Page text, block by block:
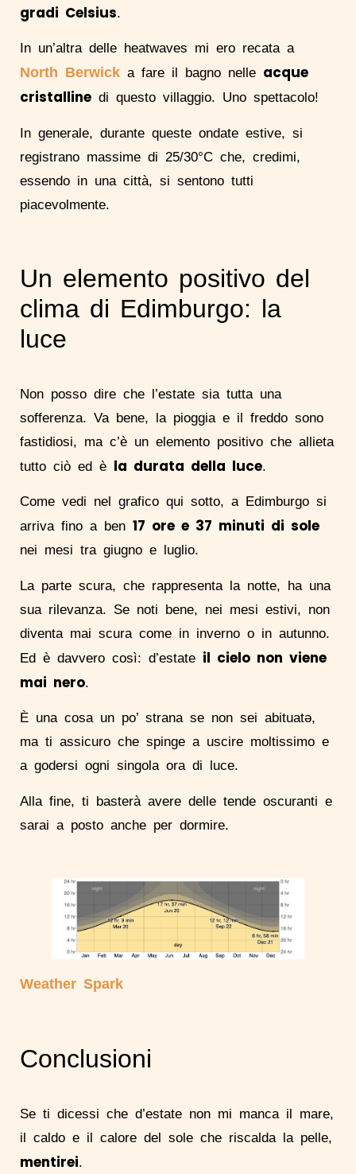
gradi Celsius.
In un’altra delle heatwaves mi ero recata a
North Berwick a fare il bagno nelle acque
cristalline di questo villaggio. Uno spettacolo!
In generale, durante queste ondate estive, si
registrano massime di 25/30°C che, credimi,
essendo in una città, si sentono tutti
piacevolmente.
Un elemento positivo del
clima di Edimburgo: la
luce
Non posso dire che l’estate sia tutta una
sofferenza. Va bene, la pioggia e il freddo sono
fastidiosi, ma c’è un elemento positivo che allieta
tutto ciò ed è la durata della luce.
Come vedi nel grafico qui sotto, a Edimburgo si
arriva fino a ben 17 ore e 37 minuti di sole
nei mesi tra giugno e luglio.
La parte scura, che rappresenta la notte, ha una
sua rilevanza. Se noti bene, nei mesi estivi, non
diventa mai scura come in inverno o in autunno.
Ed è davvero così: d’estate il cielo non viene
mai nero.
È una cosa un po’ strana se non sei abituatə,
ma ti assicuro che spinge a uscire moltissimo e
a godersi ogni singola ora di luce.
Alla fine, ti basterà avere delle tende oscuranti e
sarai a posto anche per dormire.
Weather Spark
Conclusioni
Se ti dicessi che d’estate non mi manca il mare,
il caldo e il calore del sole che riscalda la pelle,
mentirei.